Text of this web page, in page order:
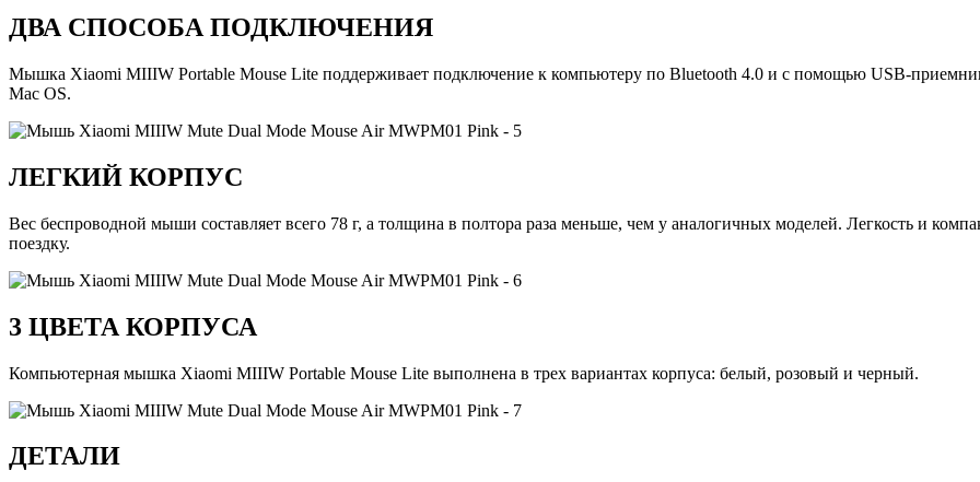
ДВА СПОСОБА ПОДКЛЮЧЕНИЯ
Мышка Xiaomi MIIIW Portable Mouse Lite поддерживает подключение к компьютеру по Bluetooth 4.0 и с помощью USB-
Mac OS.
ЛЕГКИЙ КОРПУС
Вес беспроводной мыши составляет всего 78 г, а толщина в полтора раза меньше, чем у аналогичных моделей. Легкость и
поездку.
3 ЦВЕТА КОРПУСА
Компьютерная мышка Xiaomi MIIIW Portable Mouse Lite выполнена в трех вариантах корпуса: белый, розовый и черный.
ДЕТАЛИ